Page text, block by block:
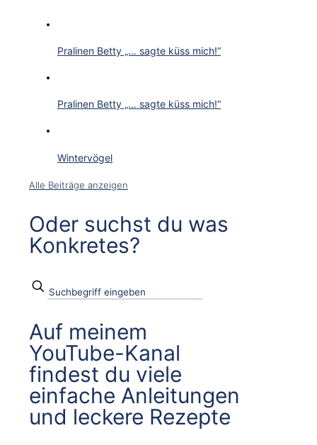
Pralinen Betty „… sagte küss mich!“
Pralinen Betty „… sagte küss mich!“
Wintervögel
Alle Beiträge anzeigen
Oder suchst du was
Konkretes?
Auf meinem
YouTube-Kanal
findest du viele
einfache Anleitungen
und leckere Rezepte